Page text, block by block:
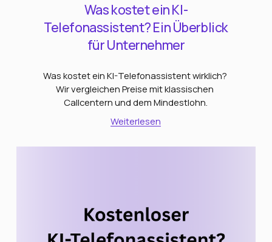
Was kostet ein KI-
Telefonassistent? Ein Überblick
für Unternehmer
Was kostet ein KI-Telefonassistent wirklich?
Wir vergleichen Preise mit klassischen
Callcentern und dem Mindestlohn.
Weiterlesen